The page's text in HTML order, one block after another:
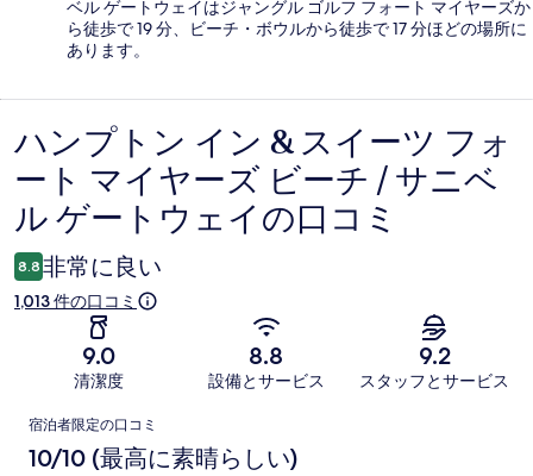
ベル ゲートウェイはジャングル ゴルフ フォート マイヤーズか
ら徒歩で 19 分、ビーチ・ボウルから徒歩で 17 分ほどの場所に
あります。
口
コ
ミ
ハンプトン イン & スイーツ フォ
ート マイヤーズ ビーチ / サニベ
ル ゲートウェイの口コミ
8.8 非常に良い
1,013 件の口コミ
9.0
清潔度
8.8
設備とサービス
9.2
スタッフとサービス
口
コ
宿泊者限定の口コミ
10/10 (最高に素晴らしい)